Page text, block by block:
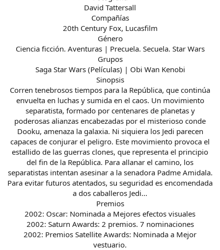
David Tattersall
Compañías
20th Century Fox, Lucasfilm
Género
Ciencia ficción. Aventuras | Precuela. Secuela. Star Wars
Grupos
Saga Star Wars (Películas) | Obi Wan Kenobi
Sinopsis
Corren tenebrosos tiempos para la República, que continúa
envuelta en luchas y sumida en el caos. Un movimiento
separatista, formado por centenares de planetas y
poderosas alianzas encabezadas por el misterioso conde
Dooku, amenaza la galaxia. Ni siquiera los Jedi parecen
capaces de conjurar el peligro. Este movimiento provoca el
estallido de las guerras clones, que representa el principio
del fin de la República. Para allanar el camino, los
separatistas intentan asesinar a la senadora Padme Amidala.
Para evitar futuros atentados, su seguridad es encomendada
a dos caballeros Jedi...
Premios
2002: Oscar: Nominada a Mejores efectos visuales
2002: Saturn Awards: 2 premios. 7 nominaciones
2002: Premios Satellite Awards: Nominada a Mejor
vestuario.